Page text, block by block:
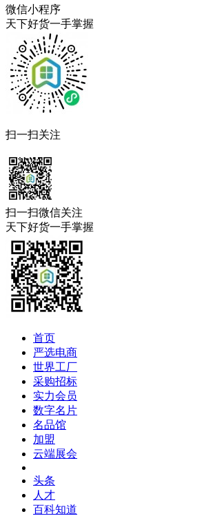
微信小程序
天下好货一手掌握
扫一扫关注
扫一扫微信关注
天下好货一手掌握
首页
严选电商
世界工厂
采购招标
实力会员
数字名片
名品馆
加盟
云端展会
头条
人才
百科知道